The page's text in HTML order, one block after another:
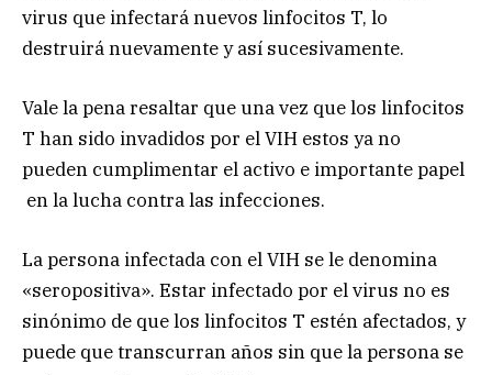
virus que infectará nuevos linfocitos T, lo
destruirá nuevamente y así sucesivamente.
Vale la pena resaltar que una vez que los linfocitos
T han sido invadidos por el VIH estos ya no
pueden cumplimentar el activo e importante papel
en la lucha contra las infecciones.
La persona infectada con el VIH se le denomina
«seropositiva». Estar infectado por el virus no es
sinónimo de que los linfocitos T estén afectados, y
puede que transcurran años sin que la persona se